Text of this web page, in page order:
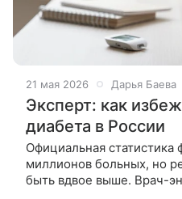
21 мая 2026 Дарья Баева
Эксперт: как
диабета в России
Официальная статистика
миллионов больных, но
быть вдвое выше. Врач-